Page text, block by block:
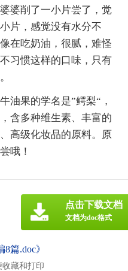
婆削了一小片尝了，觉
片，感觉没有水分不
在吃奶油，很腻，难怪
习惯这样的口味，只有
油果的学名是”鳄梨“，
含多种维生素、丰富的
高级化妆品的原料。原
哦！
篇.doc》
收藏和打印
点击下载文档
文档为doc格式